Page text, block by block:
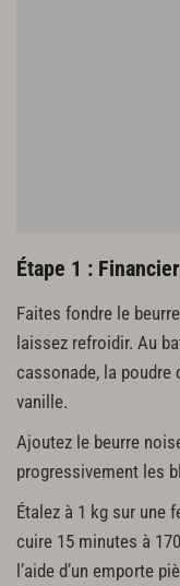
50 g de sucre
120 g de jaunes d’œufs
327 g de chocolat du
1000 g de crème montée
Glaçage au chocolat
70 g d'eau
116 g de sucre
93 g de chocolat Caraïbes
12 g de cacao en pâte
105 de nappage (miroir)
Étape 1 :
Faites fondre le
laissez refroidir. Au
cassonade, la poudre
vanille.
Ajoutez le beurre
progressivement les
Étalez à 1 kg sur une
cuire 15 minutes à
l’aide d’un emporte